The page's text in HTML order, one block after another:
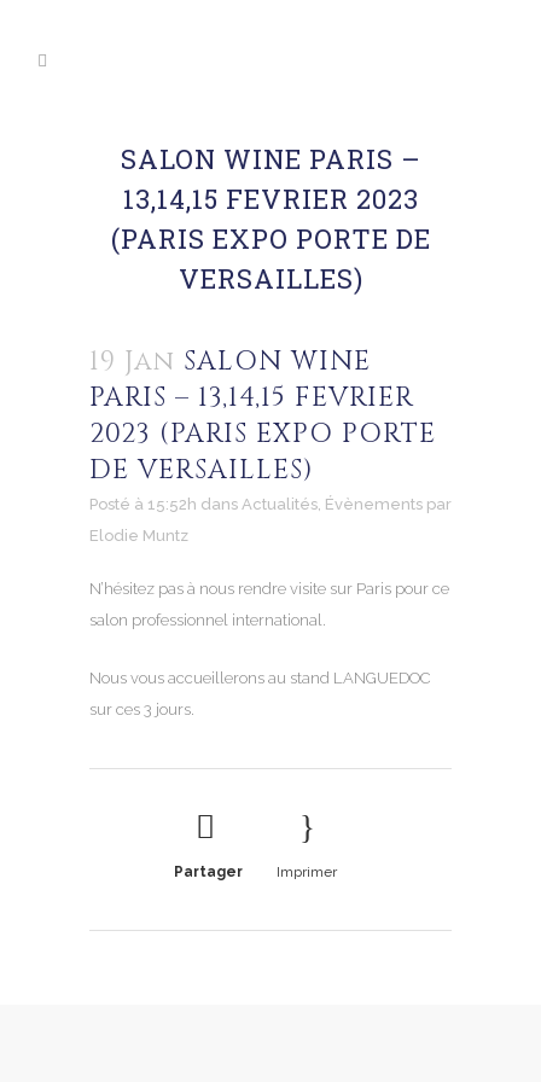
SALON WINE PARIS –
13,14,15 FEVRIER 2023
(PARIS EXPO PORTE DE
VERSAILLES)
19 Jan SALON WINE
PARIS – 13,14,15 FEVRIER
2023 (PARIS EXPO PORTE
DE VERSAILLES)
Posté à 15:52h dans Actualités, Évènements par
Elodie Muntz
N’hésitez pas à nous rendre visite sur Paris pour ce
salon professionnel international.
Nous vous accueillerons au stand LANGUEDOC
sur ces 3 jours.
Partager Imprimer